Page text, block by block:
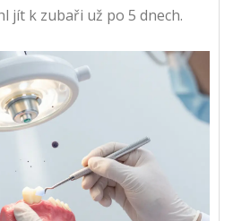
jít k zubaři už po 5 dnech.